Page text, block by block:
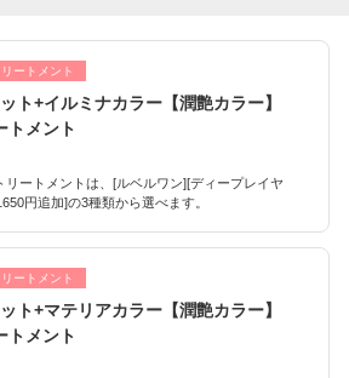
リートメント
ト+イルミナカラー【潤艶カラー】
トメント
リートメントは、[ルベルワン][ディープレイヤ
円追加]の3種類から選べます。
リートメント
ト+マテリアカラー【潤艶カラー】
トメント